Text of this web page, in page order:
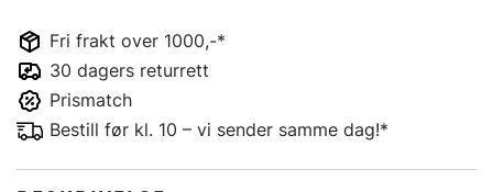
Fri frakt over 1000,-*
30 dagers returrett
Prismatch
Bestill før kl. 10 – vi sender samme dag!*